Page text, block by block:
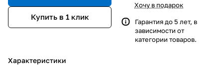
Купить в 1 клик
Характеристики
Хочу в подарок
Гарантия до 5 лет, в
зависимости от
категории товаров.